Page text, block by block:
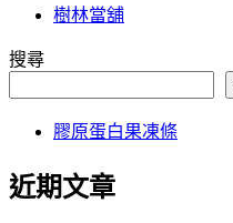
樹林當舖
搜尋
膠原蛋白果凍條
近期文章